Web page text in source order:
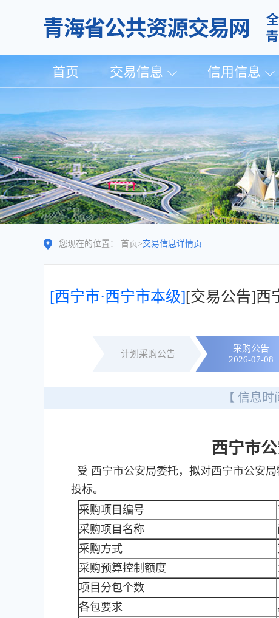
首页 交易信息 信用信息
您现在的位置： 首页 >交易信息详情页
[西宁市·西宁市本级][交易公告]西
计划采购公告
采购公告
2026-07-08
【 信息时
西宁市
受 西宁市公安局委托，拟对西宁市公安
投标。
采购项目编号
采购项目名称
采购方式
采购预算控制额度
项目分包个数
各包要求